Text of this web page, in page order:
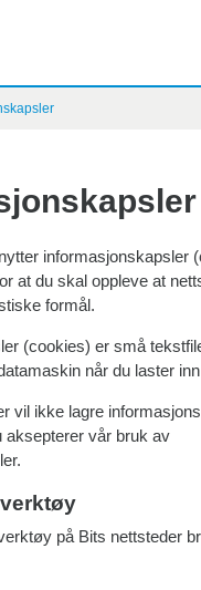
informasjonskapsler
at du skal oppleve at
formål.
(cookies) er små
når du laster
vil ikke lagre
aksepterer vår bruk av
på Bits nettsteder